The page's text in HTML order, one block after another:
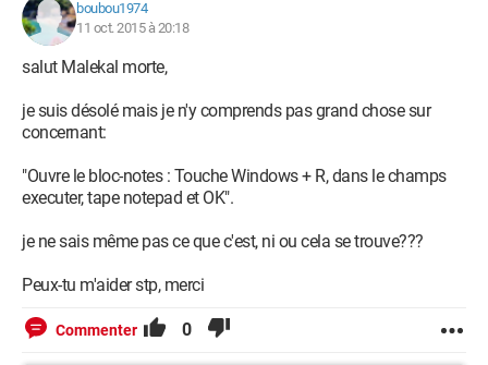
boubou1974
11 oct. 2015 à 20:18
salut Malekal morte,
je suis désolé mais je n'y comprends pas grand chose sur
concernant:
"Ouvre le bloc-notes : Touche Windows + R, dans le champs
executer, tape notepad et OK".
je ne sais même pas ce que c'est, ni ou cela se trouve???
Peux-tu m'aider stp, merci
Commenter 0